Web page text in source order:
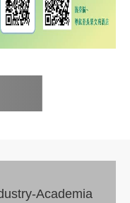
Academia